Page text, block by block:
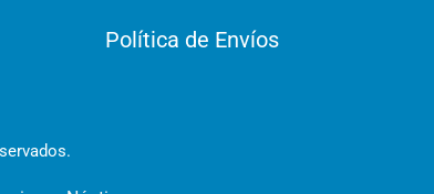
Política de Envíos